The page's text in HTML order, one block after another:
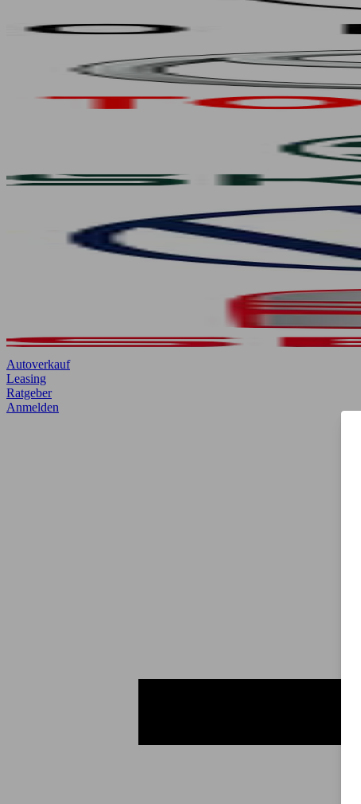
Autoverkauf
Leasing
Ratgeber
Anmelden